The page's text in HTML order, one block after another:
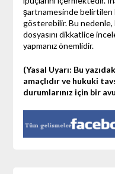
şartnamesinde belirtilen
gösterebilir. Bu nedenle,
dosyasını dikkatlice
yapmanız önemlidir.
(Yasal Uyarı: Bu
amaçlıdır ve hukuki
durumlarınız için bir